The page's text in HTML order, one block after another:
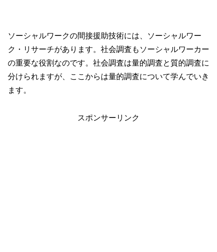
ソーシャルワークの間接援助技術には、ソーシャルワー
ク・リサーチがあります。社会調査もソーシャルワーカー
の重要な役割なのです。社会調査は量的調査と質的調査に
分けられますが、ここからは量的調査について学んでいき
ます。
スポンサーリンク